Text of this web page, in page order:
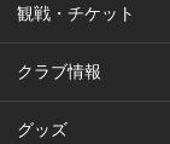
観戦・チケット
クラブ情報
グッズ